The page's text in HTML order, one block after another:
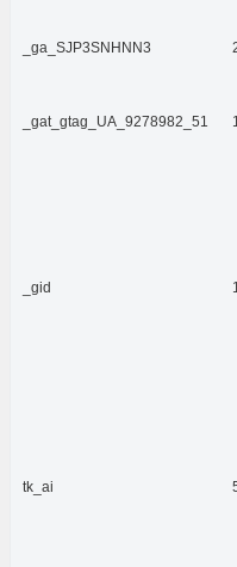
_ga_SJP3SNHNN3
_gat_gtag_UA_9278982_51
_gid
tk_ai